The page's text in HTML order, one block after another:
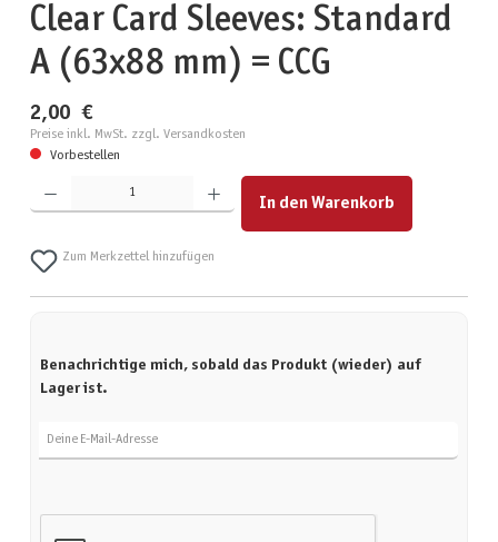
Clear Card Sleeves: Standard
A (63x88 mm) = CCG
2,00 €
Preise inkl. MwSt. zzgl. Versandkosten
Vorbestellen
Produkt Anzahl: Gib den gewünschten Wert ein oder benutze die Schaltflächen um die Anzahl zu
In den Warenkorb
Zum Merkzettel hinzufügen
Benachrichtige mich, sobald das Produkt (wieder) auf
Lager ist.